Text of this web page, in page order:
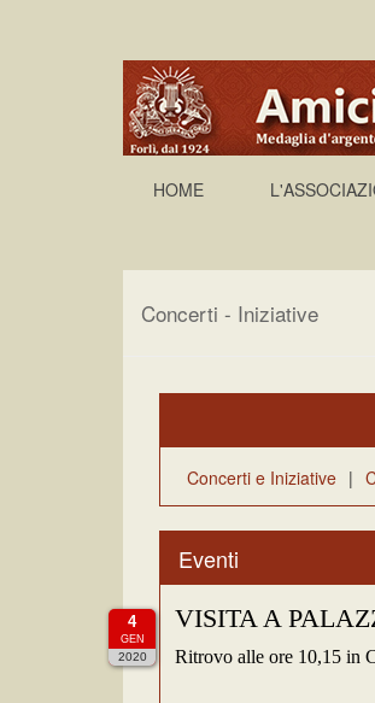
HOME
Concerti - Iniziative
Concerti e Iniziative |
Eventi
4
GEN
2020
VISITA A
Ritrovo alle ore 10,15 in